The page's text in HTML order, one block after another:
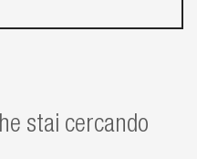
stai cercando